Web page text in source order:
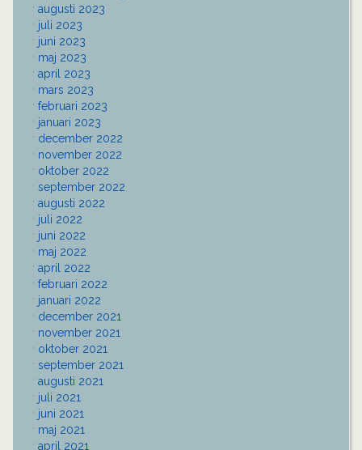
augusti 2023
juli 2023
juni 2023
maj 2023
april 2023
mars 2023
februari 2023
januari 2023
december 2022
november 2022
oktober 2022
september 2022
augusti 2022
juli 2022
juni 2022
maj 2022
april 2022
februari 2022
januari 2022
december 2021
november 2021
oktober 2021
september 2021
augusti 2021
juli 2021
juni 2021
maj 2021
april 2021